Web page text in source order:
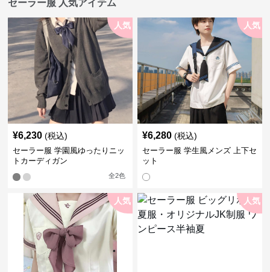
セーラー服 人気アイテム
人気
¥6,230 (税込)
セーラー服 学園風ゆったりニッ
トカーディガン
全2色
人気
¥6,280 (税込)
セーラー服 学生風メンズ 上下セ
ット
人気 人気